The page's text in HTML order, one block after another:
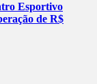
Esportivo
de R$